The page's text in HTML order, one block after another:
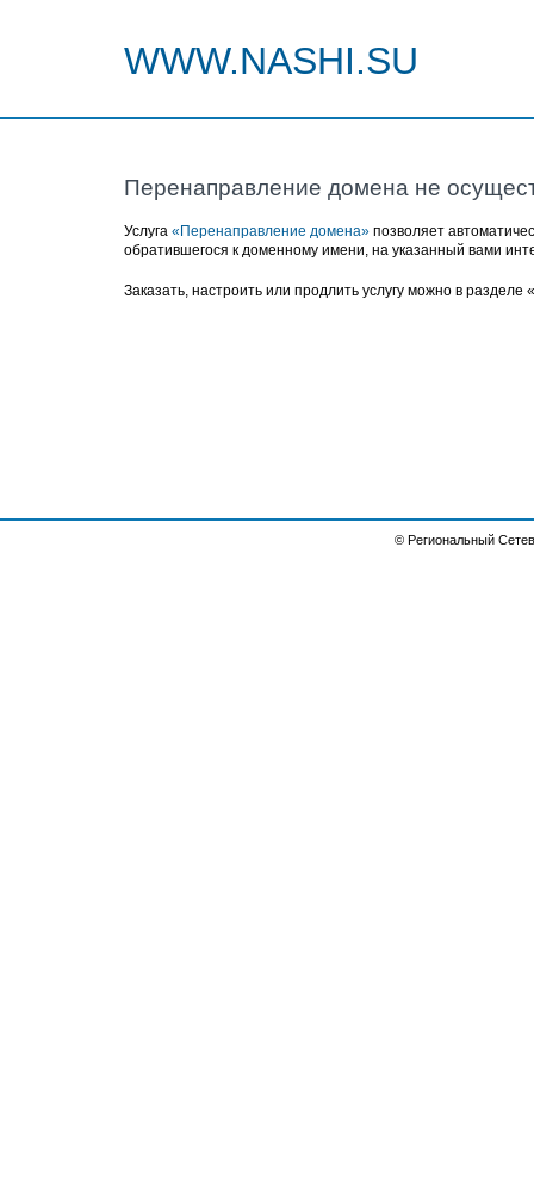
WWW.NASHI.SU
Перенаправление домена не
Услуга «Перенаправление домена» позволяет
обратившегося к доменному имени, на указанный вами
Заказать, настроить или продлить услугу можно в разделе
© Региональный